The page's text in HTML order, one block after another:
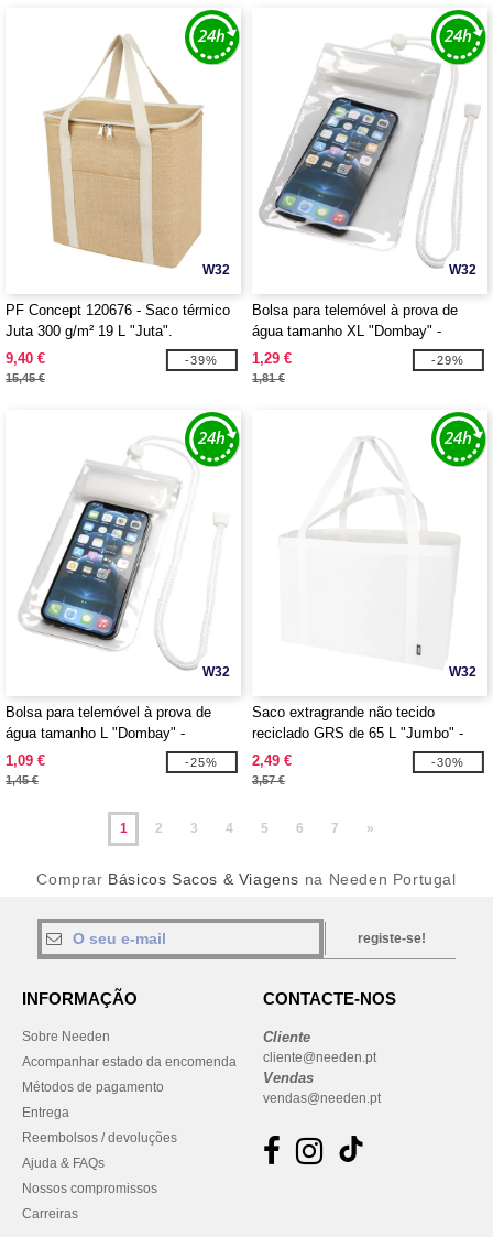
W32
PF Concept 120676 - Saco térmico
Juta 300 g/m² 19 L "Juta".
9,40 €
15,45 €
-39%
W32
Bolsa para telemóvel à prova de
água tamanho XL "Dombay" -
EgotierPro 124431
1,29 €
1,81 €
-29%
W32
Bolsa para telemóvel à prova de
água tamanho L "Dombay" -
EgotierPro 124432
1,09 €
1,45 €
-25%
W32
Saco extragrande não tecido
reciclado GRS de 65 L "Jumbo" -
EgotierPro 130083
2,49 €
3,57 €
-30%
1 2 3 4 5 6 7 »
Comprar Básicos Sacos & Viagens na Needen Portugal
registe-se!
INFORMAÇÃO
Sobre Needen
Acompanhar estado da encomenda
Métodos de pagamento
Entrega
Reembolsos / devoluções
Ajuda & FAQs
Nossos compromissos
Carreiras
CONTACTE-NOS
Cliente
cliente@needen.pt
Vendas
vendas@needen.pt